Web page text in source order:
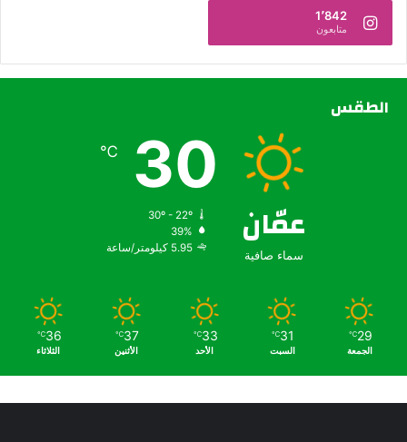
1٬842
متابعون
الطقس
عمّان
سماء صافية
30
℃
30º - 22º
39%
5.95 كيلومتر/ساعة
29
℃
الجمعة
31
℃
السبت
33
℃
الأحد
37
℃
الأثنين
36
℃
الثلاثاء